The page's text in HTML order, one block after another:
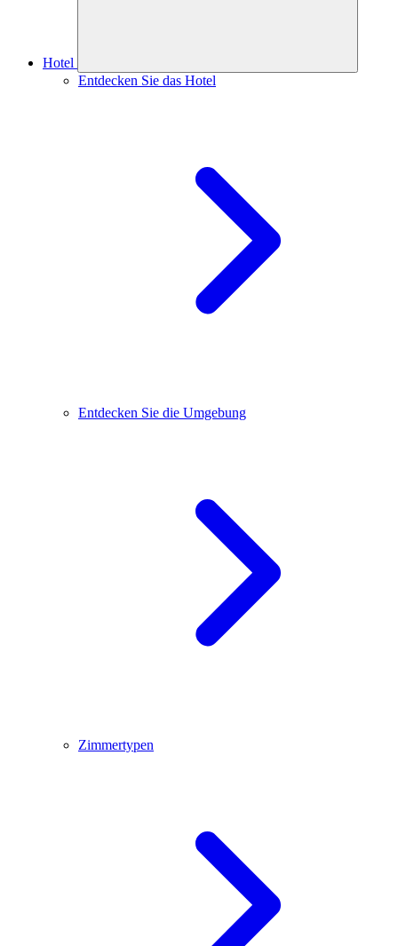
Hotel
Entdecken Sie das Hotel
Entdecken Sie die Umgebung
Zimmertypen